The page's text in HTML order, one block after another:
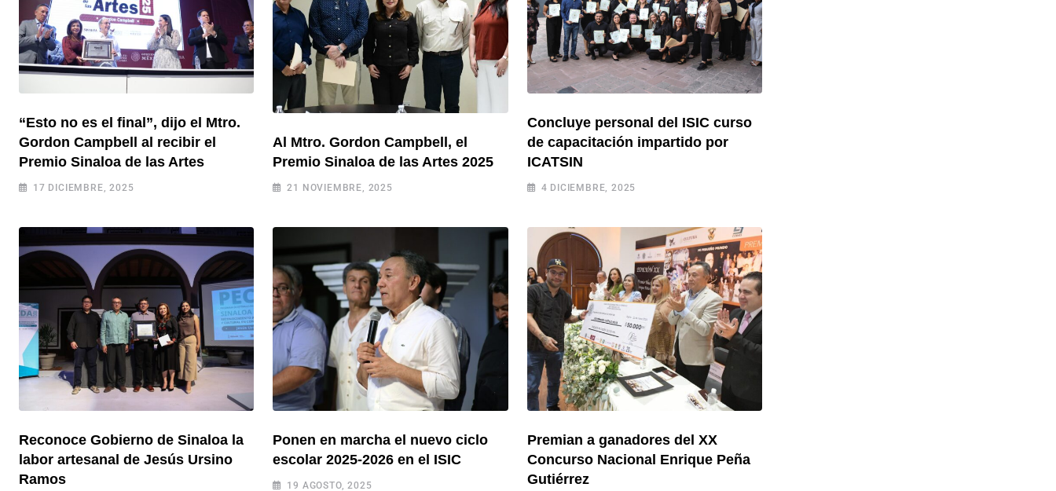
“Esto no es el final”, dijo el Mtro.
Gordon Campbell al recibir el
Premio Sinaloa de las Artes
17 DICIEMBRE, 2025
Concluye personal del ISIC curso
de capacitación impartido por
ICATSIN
4 DICIEMBRE, 2025
Al Mtro. Gordon Campbell, el
Premio Sinaloa de las Artes 2025
21 NOVIEMBRE, 2025
Reconoce Gobierno de Sinaloa la
labor artesanal de Jesús Ursino
Ramos
Ponen en marcha el nuevo ciclo
escolar 2025-2026 en el ISIC
19 AGOSTO, 2025
Premian a ganadores del XX
Concurso Nacional Enrique Peña
Gutiérrez